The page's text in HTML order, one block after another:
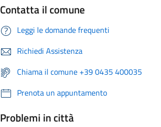
Contatta il comune
Leggi le domande frequenti
Richiedi Assistenza
Chiama il comune +39 0435 400035
Prenota un appuntamento
Problemi in città